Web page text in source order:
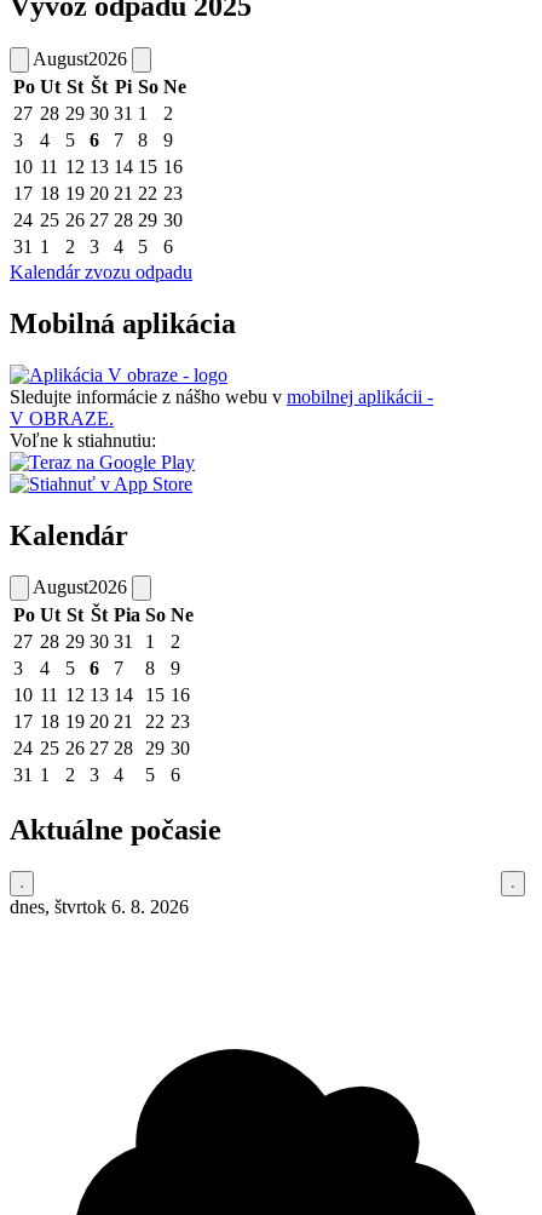
August2026
Po Ut St Št Pi So Ne
27 28 29 30 31 1
2
3
4 5 6 7 8
9
10 11 12 13 14 15 16
17 18 19 20 21 22 23
24 25 26 27 28 29 30
31 1 2 3 4 5
6
Kalendár zvozu odpadu
Mobilná aplikácia
Sledujte informácie z nášho webu v mobilnej aplikácii -
V OBRAZE.
Voľne k stiahnutiu:
Kalendár
August2026
Po Ut St Št Pia So Ne
27 28 29 30 31 1
2
3
4 5 6 7 8
9
10 11 12 13 14 15 16
17 18 19 20 21 22 23
24 25 26 27 28 29 30
31 1 2 3 4 5 6
Aktuálne počasie
dnes, štvrtok 6. 8. 2026